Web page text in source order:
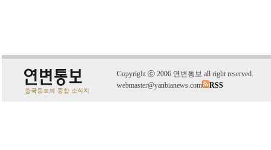
Copyright ⓒ 2006 연변통보 all right reserved.
webmaster@yanbianews.com
RSS